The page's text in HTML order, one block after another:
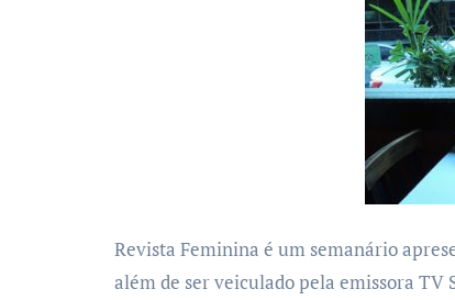
Revista Feminina é um semanário
além de ser veiculado pela emissora TV